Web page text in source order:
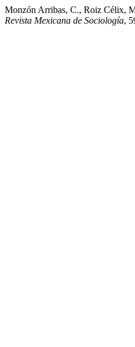
Monzón Arribas, C., Roiz Célix,
Revista Mexicana de Sociología,